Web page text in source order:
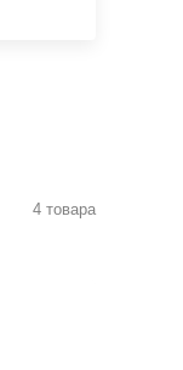
4 товара